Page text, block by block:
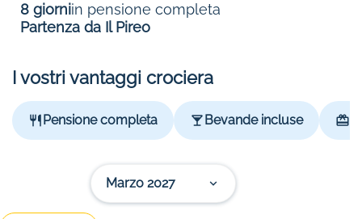
8 giorniin pensione completa
Partenza da Il Pireo
I vostri vantaggi crociera
Pensione completa Bevande incluse
Marzo 2027